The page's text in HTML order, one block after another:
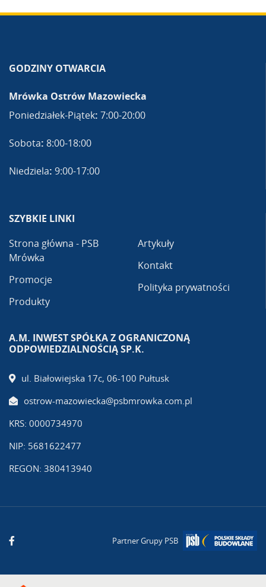
GODZINY OTWARCIA
Mrówka Ostrów Mazowiecka
Poniedziałek-Piątek: 7:00-20:00
Sobota: 8:00-18:00
Niedziela: 9:00-17:00
SZYBKIE LINKI
Strona główna - PSB
Mrówka
Promocje
Produkty
Artykuły
Kontakt
Polityka prywatności
A.M. INWEST SPÓŁKA Z OGRANICZONĄ
ODPOWIEDZIALNOŚCIĄ SP.K.
ul. Białowiejska 17c, 06-100 Pułtusk
ostrow-mazowiecka@psbmrowka.com.pl
KRS: 0000734970
NIP: 5681622477
REGON: 380413940
Partner Grupy PSB